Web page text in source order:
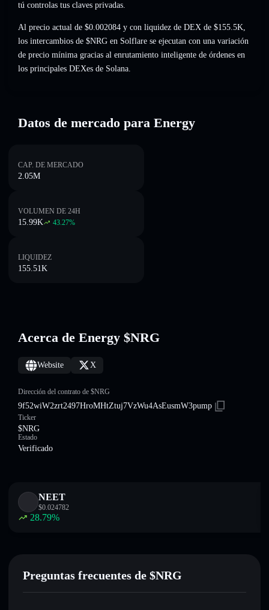
tú controlas tus claves privadas.
Al precio actual de $0.002084 y con liquidez de DEX de $155.5K,
los intercambios de $NRG en Solflare se ejecutan con una variación
de precio mínima gracias al enrutamiento inteligente de órdenes en
los principales DEXes de Solana.
Datos de mercado para Energy
CAP. DE MERCADO
2.05M
VOLUMEN DE 24H
15.99K 43.27%
LIQUIDEZ
155.51K
Acerca de Energy $NRG
Website X
Dirección del contrato de $NRG
9f52wiW2zrt2497HroMHtZtuj7VzWu4AsEusmW3pump
Ticker
$NRG
Estado
Verificado
NEET
$0.024782
28.79%
Preguntas frecuentes de $NRG